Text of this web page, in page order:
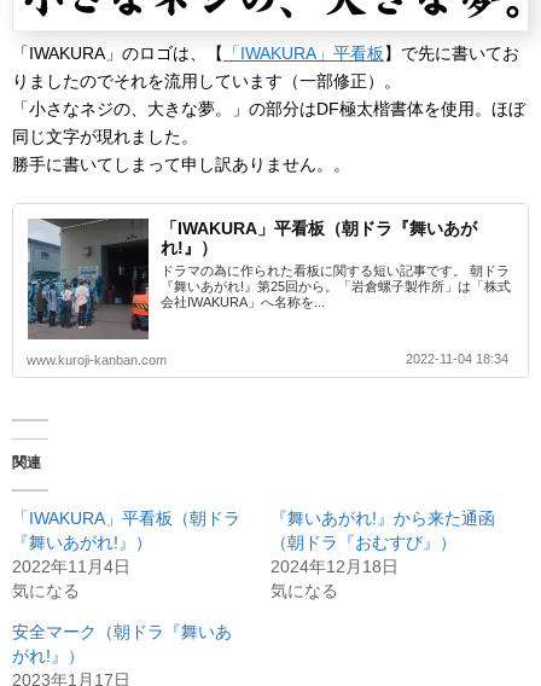
「IWAKURA」のロゴは、【 「IWAKURA」平看板】で先に書いてお
りましたのでそれを流用しています（一部修正）。
「小さなネジの、大きな夢。」の部分はDF極太楷書体を使用。ほぼ
同じ文字が現れました。
勝手に書いてしまって申し訳ありません。。
「IWAKURA」平看板（朝ドラ『舞いあが
れ!』）
ドラマの為に作られた看板に関する短い記事です。 朝ドラ
『舞いあがれ!』第25回から。「岩倉螺子製作所」は「株式
会社IWAKURA」へ名称を...
www.kuroji-kanban.com 2022-11-04 18:34
関連
「IWAKURA」平看板（朝ドラ
『舞いあがれ!』）
2022年11月4日
気になる
『舞いあがれ!』から来た通函
（朝ドラ『おむすび』）
2024年12月18日
気になる
安全マーク（朝ドラ『舞いあ
がれ!』）
2023年1月17日